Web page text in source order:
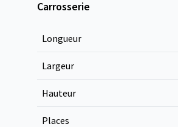
Carrosserie
Longueur
Largeur
Hauteur
Places